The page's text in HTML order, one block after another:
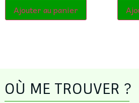
Ajouter au panier
OÙ ME TROUVER ?